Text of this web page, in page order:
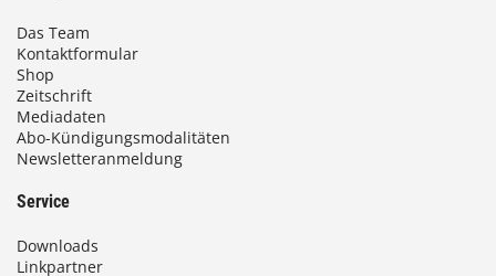
Das Team
Kontaktformular
Shop
Zeitschrift
Mediadaten
Abo-Kündigungsmodalitäten
Newsletteranmeldung
Service
Downloads
Linkpartner